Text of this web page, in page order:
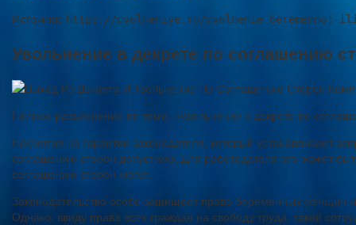
Источник: https://uvolneniye.ru/uvolnenie-beremennoj-
Увольнение в декрете по соглашению
Полное разъяснение по теме: «увольнение в декрете по
Несмотря на гарантии законодателя, который устанавливает
соглашению сторон допустимо. Для работодателя это может
соглашению сторон могут.
Законодательство особо защищает права беременных женщин
Однако, ввиду права всех граждан на свободу труда, такой